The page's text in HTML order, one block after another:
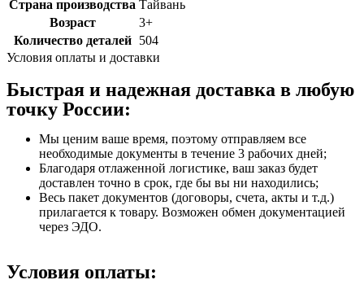
Страна производства Тайвань
Возраст
3+
Количество деталей
504
Условия оплаты и доставки
Быстрая и надежная доставка в любую
точку России:
Мы ценим ваше время, поэтому отправляем все
необходимые документы в течение 3 рабочих дней;
Благодаря отлаженной логистике, ваш заказ будет
доставлен точно в срок, где бы вы ни находились;
Весь пакет документов (договоры, счета, акты и т.д.)
прилагается к товару. Возможен обмен документацией
через ЭДО.
Условия оплаты: